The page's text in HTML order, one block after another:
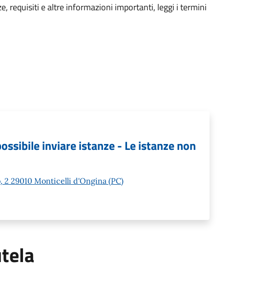
requisiti e altre informazioni importanti, leggi i termini
inviare istanze - Le istanze non
2 29010 Monticelli d'Ongina (PC)